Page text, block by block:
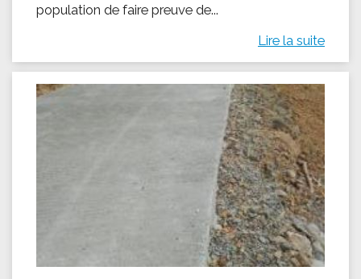
population de faire preuve de...
Lire la suite